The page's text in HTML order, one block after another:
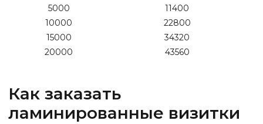
5000
11400
10000
22800
15000
34320
20000
43560
Как заказать
ламинированные визитки